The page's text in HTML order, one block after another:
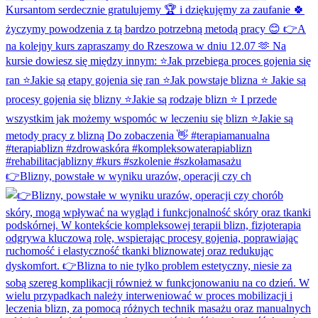
👉Blizny, powstałe w wyniku urazów, operacji czy ch